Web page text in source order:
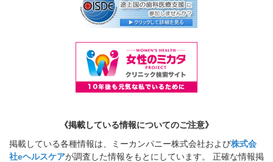
《掲載している情報についてのご注意》
掲載している各種情報は、ミーカンパニー株式会社および株式会
社eヘルスケアが調査した情報をもとにしています。 正確な情報掲